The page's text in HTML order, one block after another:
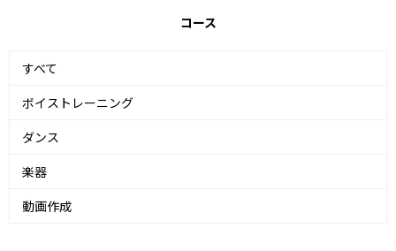
コース
すべて
ボイストレーニング
ダンス
楽器
動画作成